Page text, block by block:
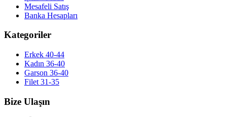
Mesafeli Satış
Banka Hesapları
Kategoriler
Erkek 40-44
Kadın 36-40
Garson 36-40
Filet 31-35
Bize Ulaşın